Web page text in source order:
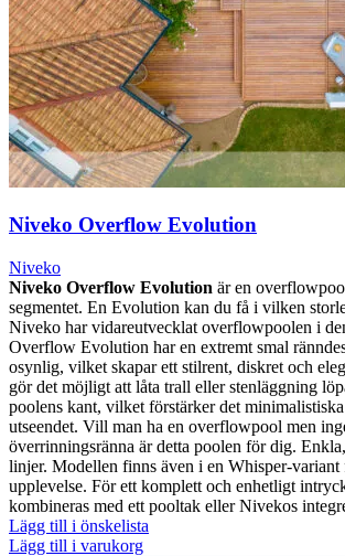
Niveko Overflow Evolution
Niveko
Niveko Overflow Evolution är en
segmentet. En Evolution kan du få i vilken
Niveko har vidareutvecklat overflowpoolen i
Overflow Evolution har en extremt smal
osynlig, vilket skapar ett stilrent, diskret och
gör det möjligt att låta trall eller stenläggning
poolens kant, vilket förstärker det
utseendet. Vill man ha en overflowpool men
överrinningsränna är detta poolen för dig.
linjer. Modellen finns även i en Whisper-variant
upplevelse. För ett komplett och enhetligt
kombineras med ett pooltak eller Nivekos
Lägg till i önskelista
Lägg till i varukorg